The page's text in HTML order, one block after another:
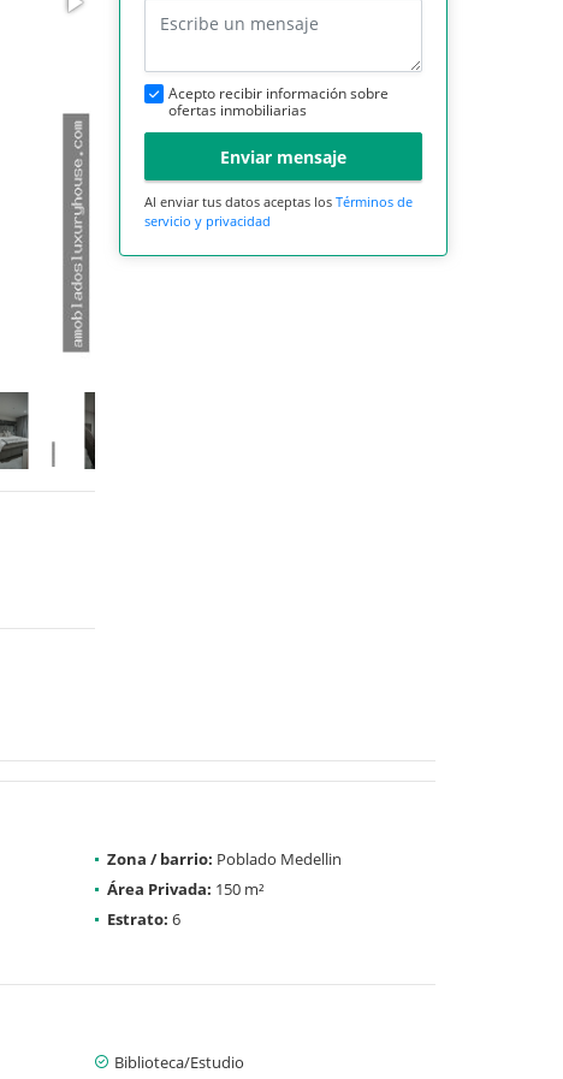
Acepto recibir información sobre
ofertas inmobiliarias
Enviar mensaje
Al enviar tus datos aceptas los Términos de
servicio y privacidad
Zona / barrio: Poblado Medellin
Área Privada: 150 m²
Estrato: 6
Biblioteca/Estudio